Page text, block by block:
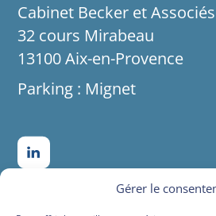
Gérer le
Cabinet Becker et Associés
32 cours Mirabeau
13100 Aix-en-Provence
Parking : Mignet